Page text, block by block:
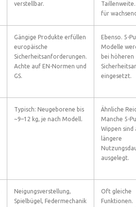
verstellbar.
Taillenweite.
für
Gängige Produkte erfüllen
europäische
Sicherheitsanforderungen.
Achte auf EN-Normen und
GS.
Ebenso. 5-
Modelle
bei höheren
eingesetzt.
Typisch: Neugeborene bis
~9–12 kg, je nach Modell.
Ähnliche
Manche 5-
Wippen sind
längere
ausgelegt.
Neigungsverstellung,
Spielbügel, Federmechanik
Oft gleiche
Funktionen.